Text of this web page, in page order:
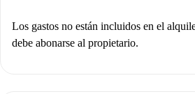
Los gastos no están incluidos en el
debe abonarse al propietario.